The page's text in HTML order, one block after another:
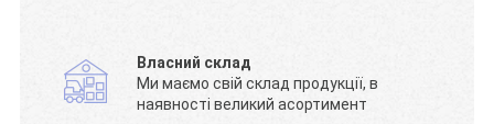
Власний склад
Ми маємо свій склад продукції, в
наявності великий асортимент